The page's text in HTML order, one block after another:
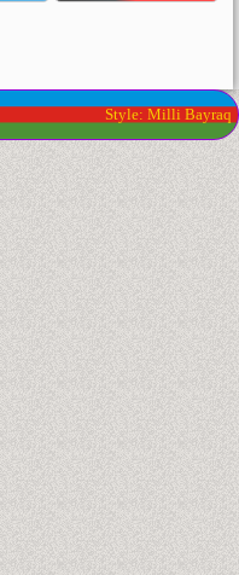
Style: Milli Bayraq